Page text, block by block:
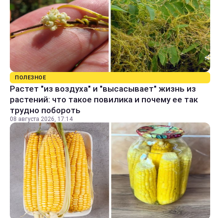
ПОЛЕЗНОЕ
Растет "из воздуха" и "высасывает" жизнь из
растений: что такое повилика и почему ее так
трудно побороть
08 августа 2026, 17:14